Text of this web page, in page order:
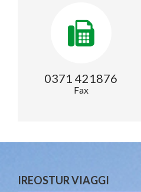
0371 421876
Fax
IREOSTUR VIAGGI